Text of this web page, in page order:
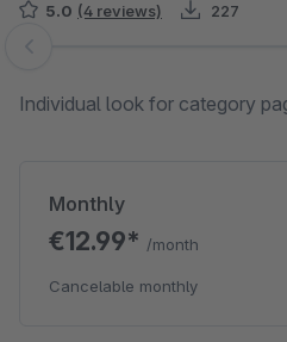
5.0 (4 reviews) 227
Skip image gallery
Individual look for category
Monthly
€12.99* /month
Cancelable monthly